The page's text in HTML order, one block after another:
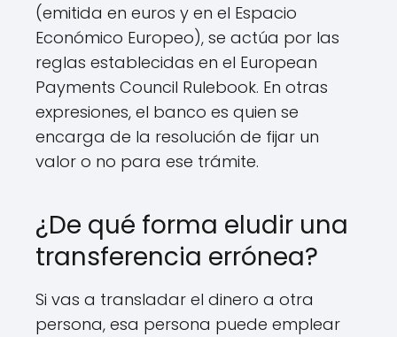
(emitida en euros y en el Espacio
Económico Europeo), se actúa por las
reglas establecidas en el European
Payments Council Rulebook. En otras
expresiones, el banco es quien se
encarga de la resolución de fijar un
valor o no para ese trámite.
¿De qué forma eludir una
transferencia errónea?
Si vas a transladar el dinero a otra
persona, esa persona puede emplear